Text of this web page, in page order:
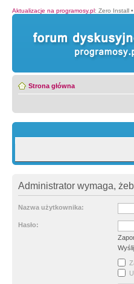
Aktualizacje na programosy.pl: Zero Install •
Strona główna
Administrator wymaga,
Nazwa użytkownika:
Hasło: